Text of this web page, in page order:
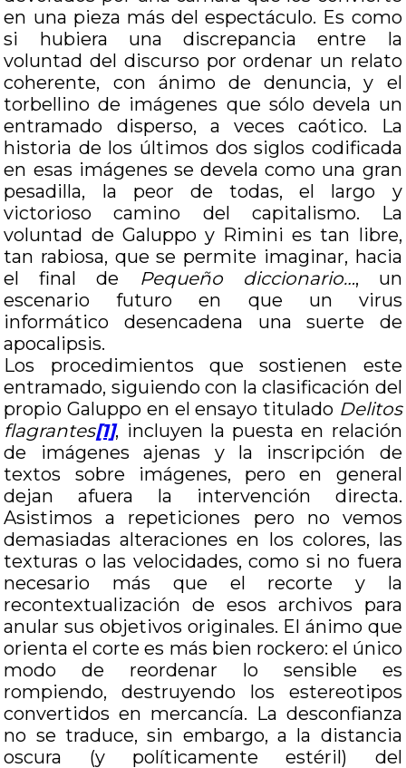
en una pieza más del espectáculo. Es como
si hubiera una discrepancia entre la
voluntad del discurso por ordenar un relato
coherente, con ánimo de denuncia, y el
torbellino de imágenes que sólo devela un
entramado disperso, a veces caótico. La
historia de los últimos dos siglos codificada
en esas imágenes se devela como una gran
pesadilla, la peor de todas, el largo y
victorioso camino del capitalismo. La
voluntad de Galuppo y Rimini es tan libre,
tan rabiosa, que se permite imaginar, hacia
el final de
Pequeño diccionario…, un
escenario futuro en que un virus
informático desencadena una suerte de
apocalipsis.
Los procedimientos que sostienen este
entramado, siguiendo con la clasificación del
propio Galuppo en el ensayo titulado Delitos
flagrantes[1], incluyen la puesta en relación
de imágenes ajenas y la inscripción de
textos sobre imágenes, pero en general
dejan afuera la intervención directa.
Asistimos a repeticiones pero no vemos
demasiadas alteraciones en los colores, las
texturas o las velocidades, como si no fuera
necesario más que el recorte y la
recontextualización de esos archivos para
anular sus objetivos originales. El ánimo que
orienta el corte es más bien rockero: el único
modo de reordenar lo sensible es
rompiendo, destruyendo los estereotipos
convertidos en mercancía. La desconfianza
no se traduce, sin embargo, a la distancia
oscura (y políticamente estéril) del